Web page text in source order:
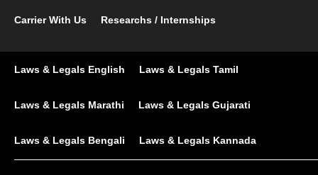
Carrier With Us Researchs / Internships
Laws & Legals English Laws & Legals Tamil
Laws & Legals Marathi Laws & Legals Gujarati
Laws & Legals Bengali Laws & Legals Kannada